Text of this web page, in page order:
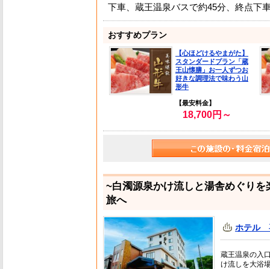
下車、蔵王温泉バスで約45分、終点下
おすすめプラン
【心ほどけるやまがた】
スタンダードプラン「蔵
王山懐膳」お一人ずつお
好きな調理法で味わう山
形牛
【最安料金】
18,700円～
~白濁源泉かけ流しと湯舎めぐり
旅へ
ホテル
蔵王温泉の入
け流しを大浴